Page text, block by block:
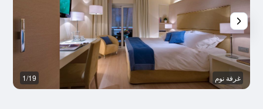
غرفة نوم 1/19